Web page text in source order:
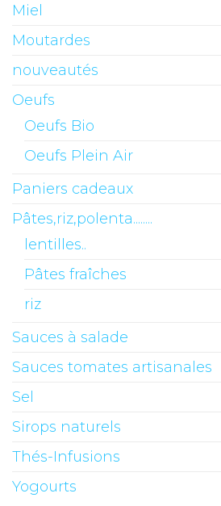
Miel
Moutardes
nouveautés
Oeufs
Oeufs Bio
Oeufs Plein Air
Paniers cadeaux
Pâtes,riz,polenta........
lentilles..
Pâtes fraîches
riz
Sauces à salade
Sauces tomates artisanales
Sel
Sirops naturels
Thés-Infusions
Yogourts